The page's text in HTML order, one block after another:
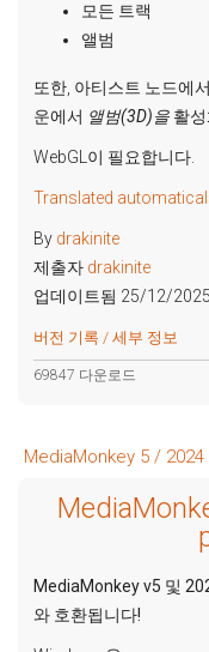
모든 트랙
앨범
또한, 아티스트 노드에
운에서 앨범(3D)을 활
WebGL이 필요합니다.
Translated
By drakinite
제출자 drakinite
업데이트됨 25/12/2025
버전 기록 / 세부 정보
69847 다운로드
MediaMonkey 5 / 2024
MediaMonkey v5 및
와 호환됩니다!